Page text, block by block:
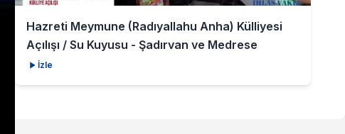
Hazreti Meymune (Radıyallahu Anha) Külliyesi
Açılışı / Su Kuyusu - Şadırvan ve Medrese
İzle